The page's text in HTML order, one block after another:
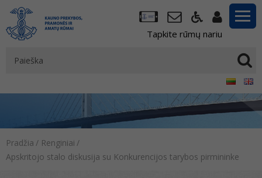
Tapkite rūmų nariu
Pradžia / Renginiai /
Apskritojo stalo diskusija su Konkurencijos tarybos pirmininke